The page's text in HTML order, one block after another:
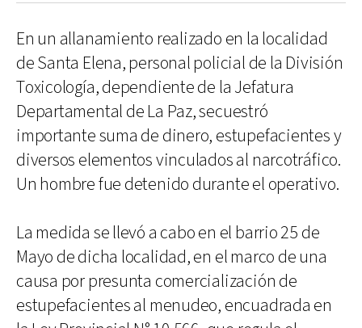
En un allanamiento realizado en la localidad
de Santa Elena, personal policial de la División
Toxicología, dependiente de la Jefatura
Departamental de La Paz, secuestró
importante suma de dinero, estupefacientes y
diversos elementos vinculados al narcotráfico.
Un hombre fue detenido durante el operativo.
La medida se llevó a cabo en el barrio 25 de
Mayo de dicha localidad, en el marco de una
causa por presunta comercialización de
estupefacientes al menudeo, encuadrada en